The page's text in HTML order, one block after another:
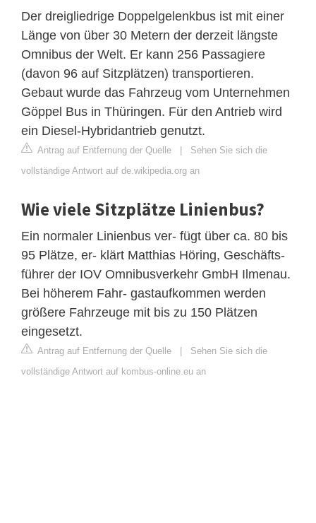
Der dreigliedrige Doppelgelenkbus ist mit einer
Länge von über 30 Metern der derzeit längste
Omnibus der Welt. Er kann 256 Passagiere
(davon 96 auf Sitzplätzen) transportieren.
Gebaut wurde das Fahrzeug vom Unternehmen
Göppel Bus in Thüringen. Für den Antrieb wird
ein Diesel-Hybridantrieb genutzt.
Antrag auf Entfernung der Quelle | Sehen Sie sich die
vollständige Antwort auf de.wikipedia.org an
Wie viele Sitzplätze Linienbus?
Ein normaler Linienbus ver- fügt über ca. 80 bis
95 Plätze, er- klärt Matthias Höring, Geschäfts-
führer der IOV Omnibusverkehr GmbH Ilmenau.
Bei höherem Fahr- gastaufkommen werden
größere Fahrzeuge mit bis zu 150 Plätzen
eingesetzt.
Antrag auf Entfernung der Quelle | Sehen Sie sich die
vollständige Antwort auf kombus-online.eu an